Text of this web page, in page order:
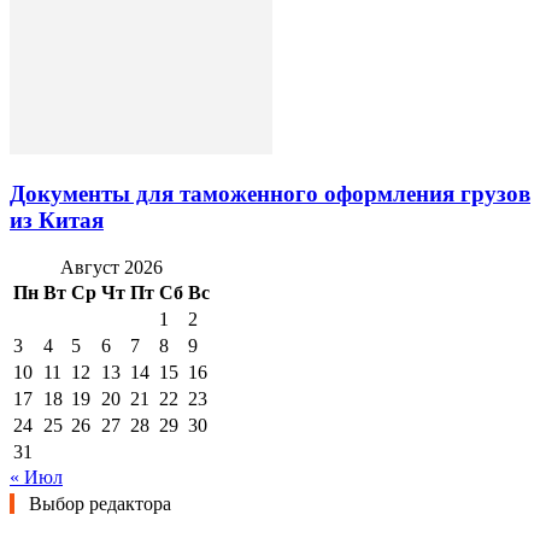
Документы для таможенного оформления грузов
из Китая
Август 2026
Пн Вт Ср Чт Пт Сб Вс
1
2
3
4 5 6 7 8
9
10 11 12 13 14 15 16
17 18 19 20 21 22 23
24 25 26 27 28 29 30
31
« Июл
Выбор редактора